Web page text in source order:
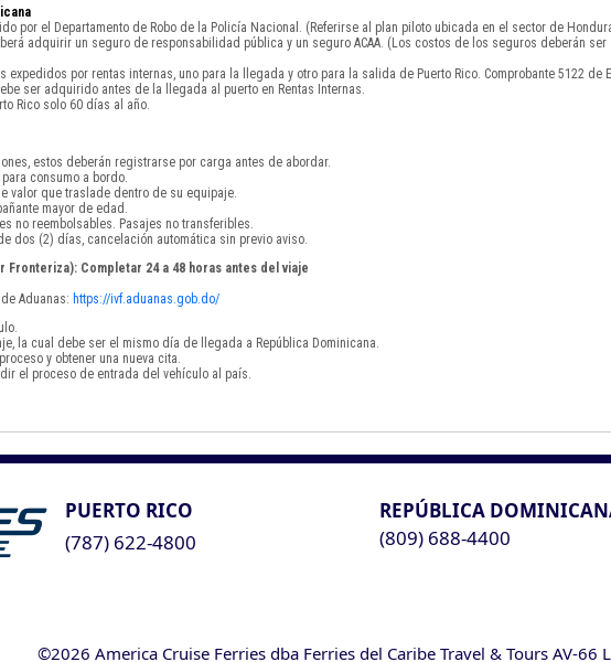
por el Departamento de Robo de la Policía Nacional. (Referirse al plan piloto ubicada en el sector de
adquirir un seguro de responsabilidad pública y un seguro ACAA. (Los costos de los seguros deberán
expedidos por rentas internas, uno para la llegada y otro para la salida de Puerto Rico. Comprobante 5122
ser adquirido antes de la llegada al puerto en Rentas Internas.
Rico solo 60 días al año.
estos deberán registrarse por carga antes de abordar.
consumo a bordo.
valor que traslade dentro de su equipaje.
mayor de edad.
no reembolsables. Pasajes no transferibles.
dos (2) días, cancelación automática sin previo aviso.
Completar 24 a 48 horas antes del viaje
Aduanas: https://ivf.aduanas.gob.do/
la cual debe ser el mismo día de llegada a República Dominicana.
y obtener una nueva cita.
el proceso de entrada del vehículo al país.
PUERTO RICO
(787) 622-4800
REPÚBLICA
(809) 688-4400
©2026 America Cruise Ferries dba Ferries del Caribe Travel & Tours AV-66